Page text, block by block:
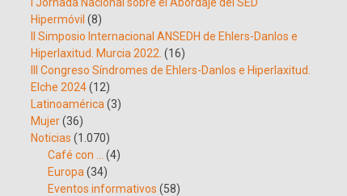
Hipermóvil (8)
II Simposio Internacional ANSEDH de Ehlers-Danlos e
Hiperlaxitud. Murcia 2022. (16)
III Congreso Síndromes de Ehlers-Danlos e Hiperlaxitud.
Elche 2024(12)
Latinoamérica (3)
Mujer(36)
Noticias (1.070)
Café con …
(4)
Europa (34)
Eventos informativos (58)